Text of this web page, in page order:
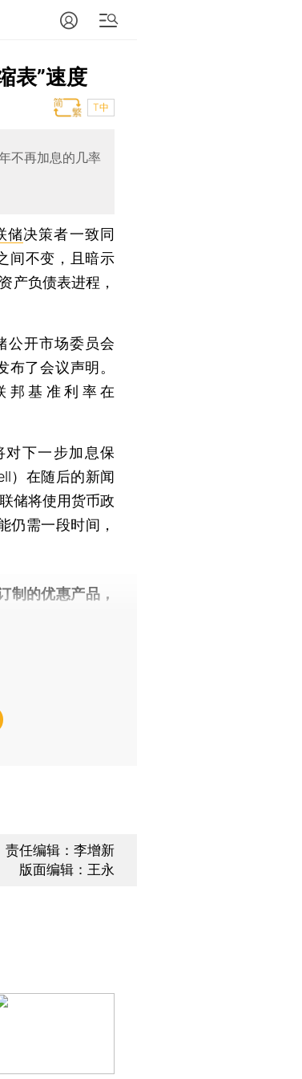
表”速度
T中
不再加息的几率
储决策者一致同
间不变，且暗示
产负债表进程，
开市场委员会
布了会议声明。
邦基准利率在
下一步加息保
）在随后的新闻
储将使用货币政
仍需一段时间，
制的优惠产品，
责任编辑：李增新
版面编辑：王永